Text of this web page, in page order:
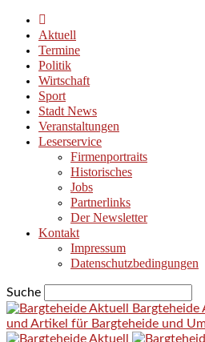
Aktuell
Termine
Politik
Wirtschaft
Sport
Stadt News
Veranstaltungen
Leserservice
Firmenportraits
Historisches
Jobs
Partnerlinks
Der Newsletter
Kontakt
Impressum
Datenschutzbedingungen
Suche
Bargteheide
und Artikel für Bargteheide und